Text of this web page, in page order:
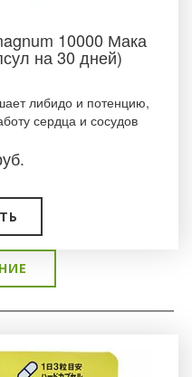
10000 Мака
на 30 дней)
либидо и потенцию,
сердца и сосудов